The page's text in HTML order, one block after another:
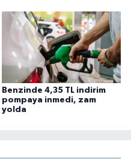
Benzinde 4,35 TL indirim
pompaya inmedi, zam
yolda